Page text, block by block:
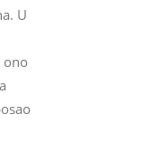
U
ono